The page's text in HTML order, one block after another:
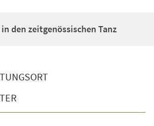
den zeitgenössischen Tanz